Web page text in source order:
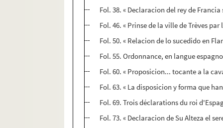
Fol. 38. « Declaracion del rey de
Fol. 46. « Prinse de la ville de Trèves
Fol. 50. « Relacion de lo sucedido en
Fol. 55. Ordonnance, en langue
Fol. 60. « Proposicion... tocante a la
Fol. 63. « La disposicion y forma que
Fol. 69. Trois déclarations du roi
Fol. 73. « Declaracion de Su Alteza el